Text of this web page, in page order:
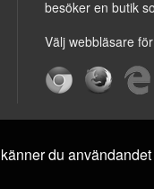
besöker en butik
Välj webbläsare
du